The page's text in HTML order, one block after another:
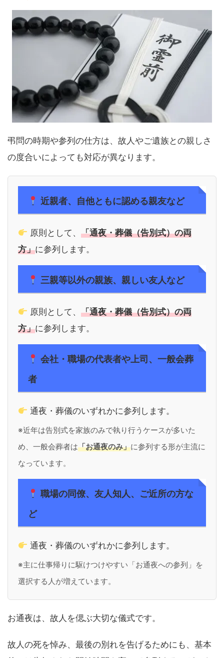
弔問の時期や参列の仕方は、故人やご遺族との親しさ
の度合いによっても対応が異なります。
近親者、自他ともに認める親友など
原則として、「通夜・葬儀（告別式）の両
方」に参列します。
三親等以外の親族、親しい友人など
原則として、「通夜・葬儀（告別式）の両
方」に参列します。
会社・職場の代表者や上司、一般会葬
者
通夜・葬儀のいずれかに参列します。
※近年は告別式を家族のみで執り行うケースが多いた
め、一般会葬者は「お通夜のみ」に参列する形が主流に
なっています。
職場の同僚、友人知人、ご近所の方な
ど
通夜・葬儀のいずれかに参列します。
※主に仕事帰りに駆けつけやすい「お通夜への参列」を
選択する人が増えています。
お通夜は、故人を偲ぶ大切な儀式です。
故人の死を悼み、最後の別れを告げるためにも、基本